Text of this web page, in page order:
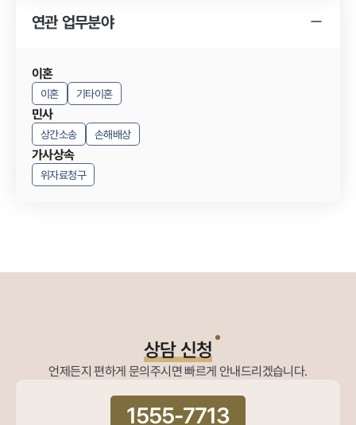
연관 업무분야
이혼
이혼 기타이혼
민사
상간소송 손해배상
가사상속
위자료청구
상담 신청
언제든지 편하게 문의주시면 빠르게 안내드리겠습니다.
1555-7713